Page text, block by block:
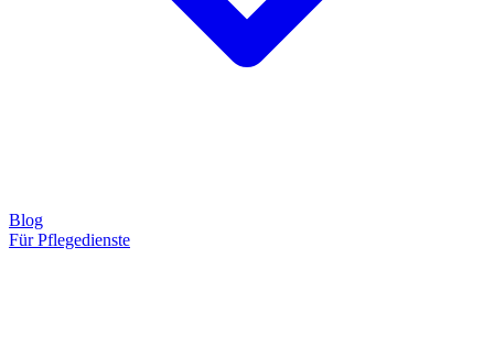
Blog
Für Pflegedienste